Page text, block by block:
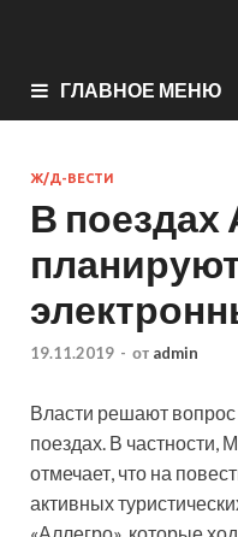
ГЛАВНОЕ МЕНЮ
Ж/Д-ВЕСТИ
В поездах
19.11.2019 - от admin
Власти решают вопрос
поездах. В частности,
отмечает, что на
активных
«Аллегро», которые